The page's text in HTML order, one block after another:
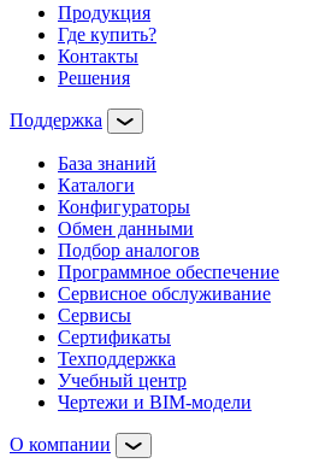
Продукция
Где купить?
Контакты
Решения
Поддержка
База знаний
Каталоги
Конфигураторы
Обмен данными
Подбор аналогов
Программное обеспечение
Сервисное обслуживание
Сервисы
Сертификаты
Техподдержка
Учебный центр
Чертежи и BIM-модели
О компании